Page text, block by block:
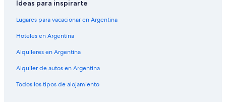
Ideas para inspirarte
Lugares para vacacionar en Argentina
Hoteles en Argentina
Alquileres en Argentina
Alquiler de autos en Argentina
Todos los tipos de alojamiento